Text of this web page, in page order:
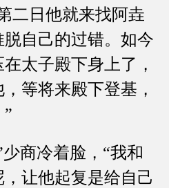
二日他就来找阿垚
自己的过错。如今
太子殿下身上了，
等将来殿下登基，
商冷着脸，“我和
让他起复是给自己